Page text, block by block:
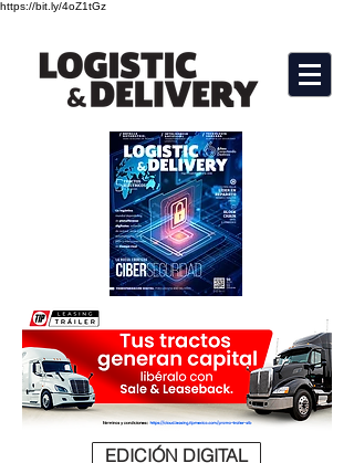
https://bit.ly/4oZ1tGz
EDICIÓN DIGITAL